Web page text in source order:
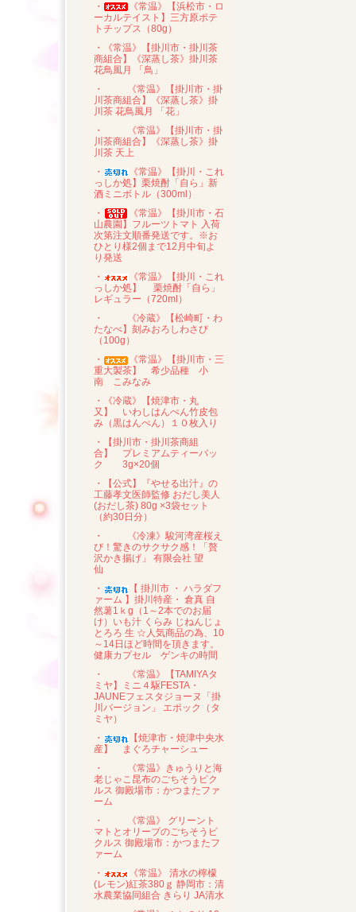
・
《常温》【浜松市・ロ
ーカルテイスト】三方原ポテ
トチップス（80g）
・《常温》【掛川市・掛川茶
商組合】《深蒸し茶》掛川茶
花鳥風月 「鳥」
・
《常温》【掛川市・掛
川茶商組合】《深蒸し茶》掛
川茶 花鳥風月 「花」
・
《常温》【掛川市・掛
川茶商組合】《深蒸し茶》掛
川茶 天上
・
《常温》【掛川・これ
っしか処】栗焼酎「自ら」新
酒ミニボトル（300ml）
・
《常温》【掛川市・石
山農園】フルーツトマト 入荷
次第注文順番発送です。※お
ひとり様2個まで12月中旬よ
り発送
・
《常温》【掛川・これ
っしか処】 栗焼酎「自ら」
レギュラー（720ml）
・
《冷蔵》【松崎町・わ
たなべ】刻みおろしわさび
（100g）
・
《常温》【掛川市・三
重大製茶】 希少品種 小
南 こみなみ
・《冷蔵》【焼津市・丸
又】 いわしはんぺん竹皮包
み（黒はんぺん）１０枚入り
・【掛川市・掛川茶商組
合】 プレミアムティーバッ
ク 3g×20個
・【公式】『やせる出汁』の
工藤孝文医師監修 おだし美人
(おだし茶) 80g ×3袋セット
（約30日分）
・
《冷凍》駿河湾産桜え
び！驚きのサクサク感！「贅
沢かき揚げ」 有限会社 望
仙
・
【 掛川市 ・ ハラダフ
ァーム 】掛川特産・ 倉真 自
然薯1ｋg（1～2本でのお届
け）いも汁 くらみ じねんじょ
とろろ 生 ☆人気商品の為、10
～14日ほど時間を頂きます。
健康カプセル ゲンキの時間
・
《常温》【TAMIYAタ
ミヤ】ミニ４駆FESTA・
JAUNEフェスタジョーヌ「掛
川バージョン」 エポック（タ
ミヤ）
・
【焼津市・焼津中央水
産】 まぐろチャーシュー
・
《常温》きゅうりと海
老じゃこ昆布のごちそうピク
ルス 御殿場市：かつまたファ
ーム
・
《常温》 グリーント
マトとオリーブのごちそうピ
クルス 御殿場市：かつまたフ
ァーム
・
《常温》 清水の檸檬
(レモン)紅茶380ｇ 静岡市：清
水農業協同組合 きらり JA清水